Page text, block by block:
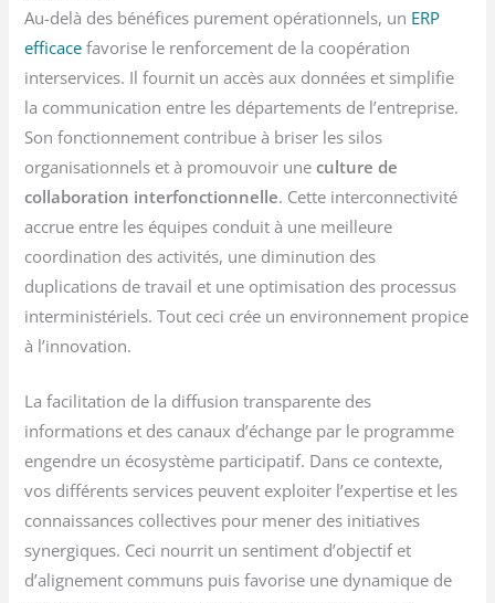
Au-delà des bénéfices purement opérationnels, un ERP
efficace favorise le renforcement de la coopération
interservices. Il fournit un accès aux données et simplifie
la communication entre les départements de l’entreprise.
Son fonctionnement contribue à briser les silos
organisationnels et à promouvoir uneculture de
collaboration interfonctionnelle. Cette interconnectivité
accrue entre les équipes conduit à une meilleure
coordination des activités, une diminution des
duplications de travail et une optimisation des processus
interministériels. Tout ceci crée un environnement propice
à l’innovation.
La facilitation de la diffusion transparente des
informations et des canaux d’échange par le programme
engendre un écosystème participatif. Dans ce contexte,
vos différents services peuvent exploiter l’expertise et les
connaissances collectives pour mener des initiatives
synergiques. Ceci nourrit un sentiment d’objectif et
d’alignement communs puis favorise une dynamique de